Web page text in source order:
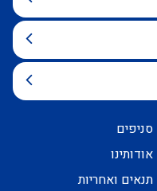
סניפים
אודותינו
תנאים ואחריות